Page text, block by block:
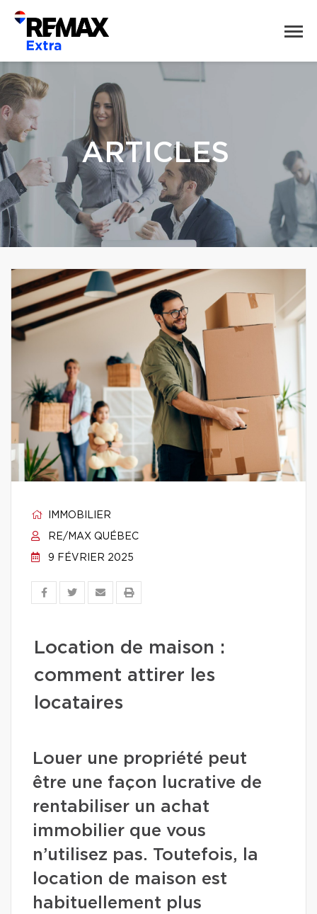
ARTICLES
IMMOBILIER
RE/MAX QUÉBEC
9 FÉVRIER 2025
Location de maison :
comment attirer les
locataires
Louer une propriété peut
être une façon lucrative de
rentabiliser un achat
immobilier que vous
n’utilisez pas. Toutefois, la
location de maison est
habituellement plus